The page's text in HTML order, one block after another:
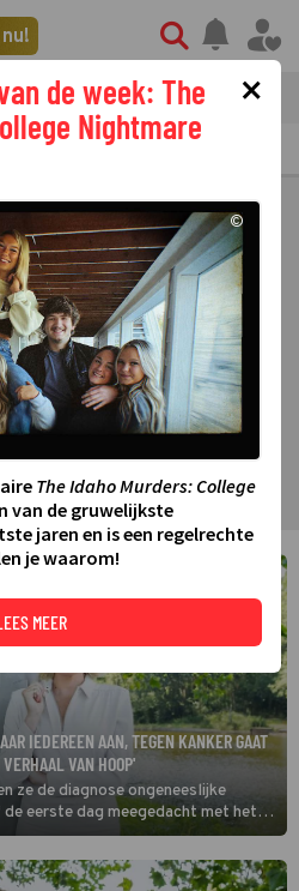
nieuws
GEMIST
IEDEREEN AAN, TEGEN KANKER GAAT
VAN HOOP'
ze de diagnose ongeneeslijke
eerste dag meegedacht met het
de redenen dat ik er nu nog ben.’
×
de week: The
Nightmare
©
The Idaho Murders: College
van de gruwelijkste
jaren en is een regelrechte
je waarom!
MEER